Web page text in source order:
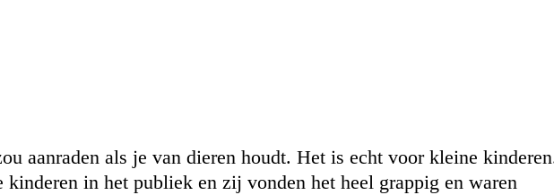
aanraden als je van dieren houdt. Het is echt voor kleine
kinderen in het publiek en zij vonden het heel grappig en waren